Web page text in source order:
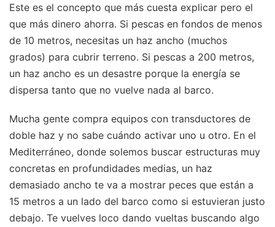
Este es el concepto que más cuesta explicar pero el
que más dinero ahorra. Si pescas en fondos de menos
de 10 metros, necesitas un haz ancho (muchos
grados) para cubrir terreno. Si pescas a 200 metros,
un haz ancho es un desastre porque la energía se
dispersa tanto que no vuelve nada al barco.
Mucha gente compra equipos con transductores de
doble haz y no sabe cuándo activar uno u otro. En el
Mediterráneo, donde solemos buscar estructuras muy
concretas en profundidades medias, un haz
demasiado ancho te va a mostrar peces que están a
15 metros a un lado del barco como si estuvieran justo
debajo. Te vuelves loco dando vueltas buscando algo